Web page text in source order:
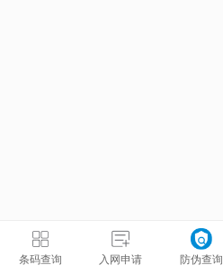
条码查询 入网申请 防伪查询